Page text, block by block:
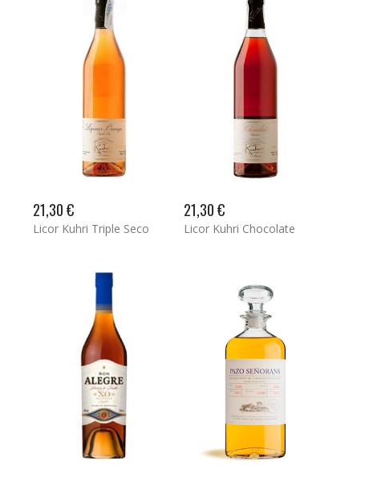
21,30 €
Licor Kuhri Triple Seco
21,30 €
Licor Kuhri Chocolate